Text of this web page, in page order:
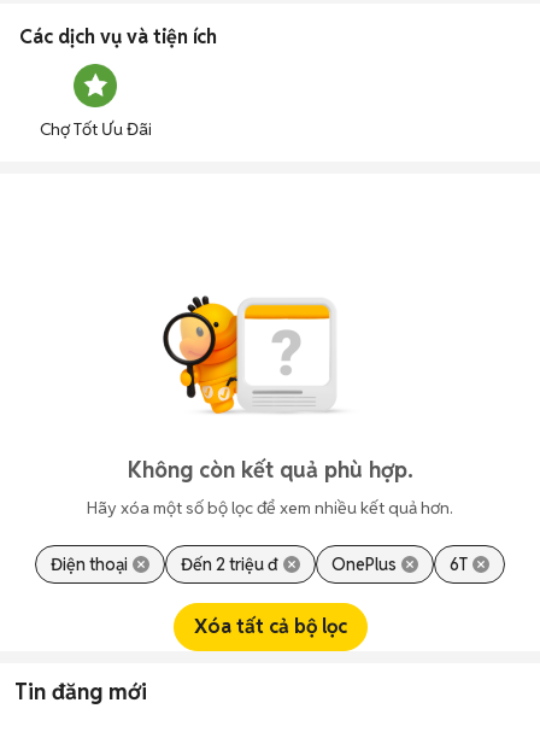
Các dịch vụ và tiện ích
Chợ Tốt Ưu Đãi
Không còn kết quả phù hợp.
Hãy xóa một số bộ lọc để xem nhiều kết quả hơn.
Điện thoại Đến 2 triệu đ OnePlus 6T
Xóa tất cả bộ lọc
Tin đăng mới